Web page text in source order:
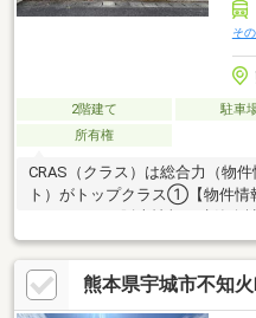
そ
2階建て 駐車
所有権
CRAS（クラス）は総合力（物
ト）がトップクラス①【物件情
デルハウスの販売情報や建築
会社の新着・未公開物件情報②
様の比較や住宅ローンの審査の
ライフプランシミュレーション
【アフターサポート】▼税金面
熊本県宇城市不知